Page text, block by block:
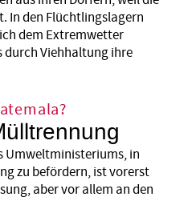
In den Flüchtlingslagern
dem Extremwetter
durch Viehhaltung ihre
Umweltministeriums, in
zu befördern, ist vorerst
aber vor allem an den